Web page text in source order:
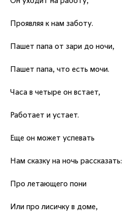
Проявляя к нам заботу.
Пашет папа от зари до ночи,
Пашет папа, что есть мочи.
Часа в четыре он встает,
Работает и устает.
Еще он может успевать
Нам сказку на ночь рассказать:
Про летающего пони
Или про лисичку в доме,